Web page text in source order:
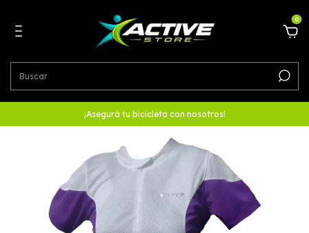
0
¡Asegurá tu bicicleta con nosotros!